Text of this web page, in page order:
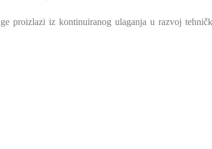
proizlazi iz kontinuiranog ulaganja u razvoj